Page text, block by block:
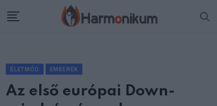
ÉLETMÓD EMBEREK
Az első európai Down-